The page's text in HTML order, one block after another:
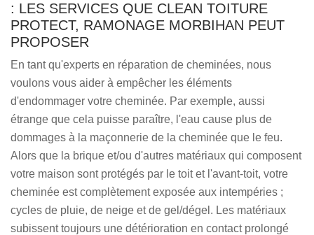
: LES SERVICES QUE CLEAN TOITURE
PROTECT, RAMONAGE MORBIHAN PEUT
PROPOSER
En tant qu'experts en réparation de cheminées, nous
voulons vous aider à empêcher les éléments
d'endommager votre cheminée. Par exemple, aussi
étrange que cela puisse paraître, l'eau cause plus de
dommages à la maçonnerie de la cheminée que le feu.
Alors que la brique et/ou d'autres matériaux qui composent
votre maison sont protégés par le toit et l'avant-toit, votre
cheminée est complètement exposée aux intempéries ;
cycles de pluie, de neige et de gel/dégel. Les matériaux
subissent toujours une détérioration en contact prolongé